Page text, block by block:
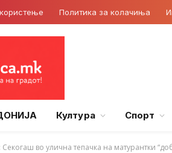
Политика за колачиња
Култура Спорт
во улична тепачка на матурантки